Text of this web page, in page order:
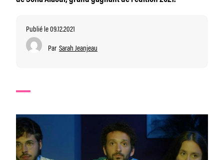
Publié le 09.12.2021
Par Sarah Jeanjeau